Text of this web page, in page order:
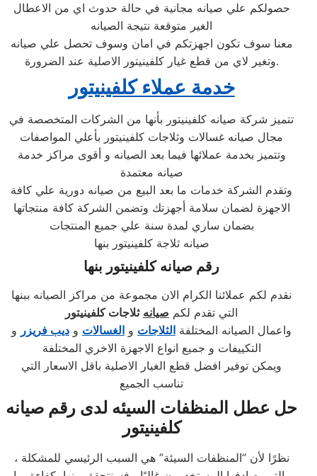
حصولكم علي صيانه مجانية في حالة حدوث اي من الاعطال
الغير متوقعة نتيجة الصيانه
معنا سوف تكون اجهزتكم في امان وسوف تحصل علي صيانه
وتغير لاي من قطع غيار كلفينيتور الاصلية عند الضرورة.
خدمة عملاءكلفينيتور
تتميز شركة صيانه كلفينيتور بأنها من الشركات المتخصصة في
مجال صيانه غسالات وثلاجات كلفينيتور بأعلي المواصفات
وتتميز بخدمة عملائها فيما بعد الصيانه و أقوى مراكز خدمة
صيانه معتمدة
وتقدم الشركة خدمات ما بعد البيع من صيانه دورية علي كافة
الاجهزة لضمان سلامة أجهزتك وتضمن الشركة كافة منتجاتها
بضمان ساري لمدة سنة علي جميع المنتجات
صيانه ثلاجة كلفينيتور بنها
رقم صيانهكلفينيتور بنها
نقدم لكم عملائنا الكرام الان مجموعة من مراكز الصيانه ببنها
التي تقدم لكم صيانه ثلاجات كلفينيتور
واعمال الصيانه المختلفة الثلاجات و الغسالات و ديب فريزر و
التكييفات و جميع انواع الاجهزة الاخري المختلفة
ويمكن توفير افضل قطع الغيار الاصلية باقل الاسعار التي
تناسب الجميع
حل عطل المنظفات السيئه لدى رقم صيانه
كلفينيتور
نظرًا لأن “المنظفات السيئة” هي السبب الرئيسي للمشكلة ،